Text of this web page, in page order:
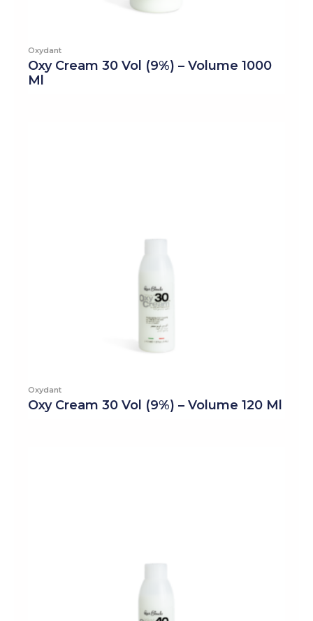
Oxydant
Oxy Cream 30 Vol (9%) – Volume 1000
Ml
Oxydant
Oxy Cream 30 Vol (9%) – Volume 120 Ml